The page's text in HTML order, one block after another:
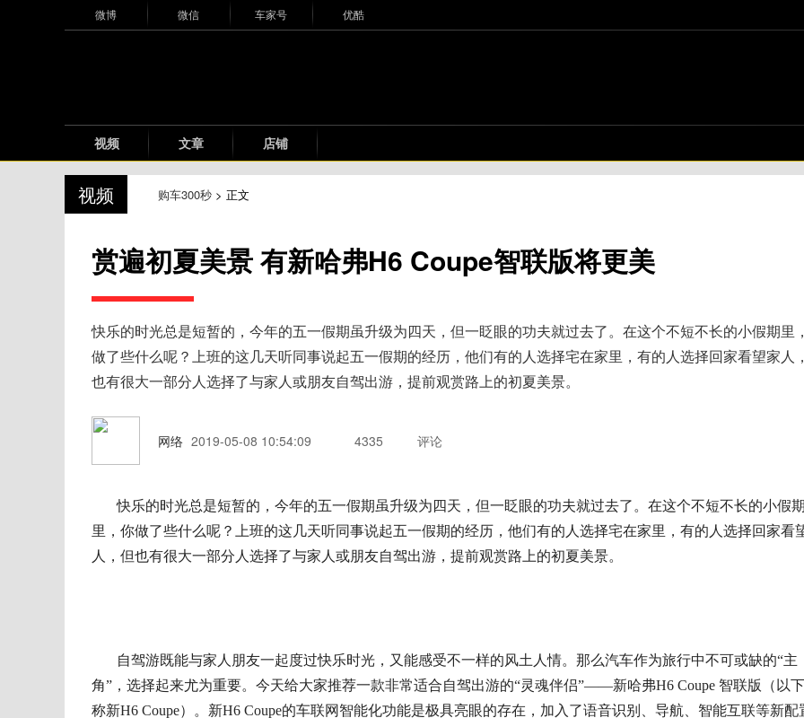
微博 微信 车家号 优酷
视频 文章 店铺
视频 购车300秒 > 正文
赏遍初夏美景 有新哈弗H6 Coupe智联版将更美
快乐的时光总是短暂的，今年的五一假期虽升级为四天，但一眨眼的功夫就过去了。在这个不短不长的小假期里
做了些什么呢？上班的这几天听同事说起五一假期的经历，他们有的人选择宅在家里，有的人选择回家看望家人
也有很大一部分人选择了与家人或朋友自驾出游，提前观赏路上的初夏美景。
网络 2019-05-08 10:54:09 4335 评论
快乐的时光总是短暂的 ， 今年的五一假期虽升级为四天 ，但一眨眼的功夫就过去了。在这个不短不长的小假期
里 ， 你做了些什么呢 ？上班的这几天听同事说起五一假期的经历，他们有的人选择宅在家里，有的人选择回家看
人，但也有很大一部分人选择了与家人或朋友自驾出游，提前观赏路上的初夏美景。
自驾游既能与家人朋友一起度过快乐时光 ， 又能感受不一样的风土人情。那么汽车作为旅行中不可或缺的“主
角”，选择起来尤为重要。今天给大家推荐一款非常适合自驾出游的“灵魂伴侣”——新哈弗H6 Coupe 智联版（以
称新H6 Coupe）。新H6 Coupe的车联网智能化功能是极具亮眼的存在，加入了语音识别、导航、智能互联等新配